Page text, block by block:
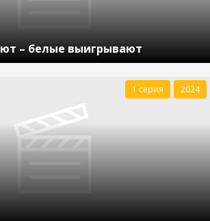
– белые выигрывают
1 серия 2024